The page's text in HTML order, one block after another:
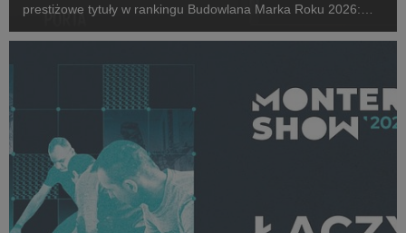
prestiżowe tytuły w rankingu Budowlana Marka Roku 2026:
oraz Champion Roku 2026.